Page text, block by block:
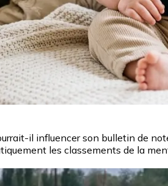
il influencer son bulletin de
les classements de la